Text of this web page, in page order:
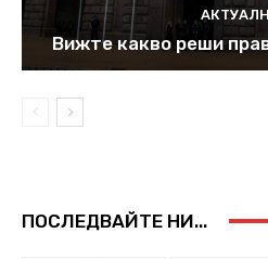
Вижте какво реши
ПОСЛЕДВАЙТЕ НИ...